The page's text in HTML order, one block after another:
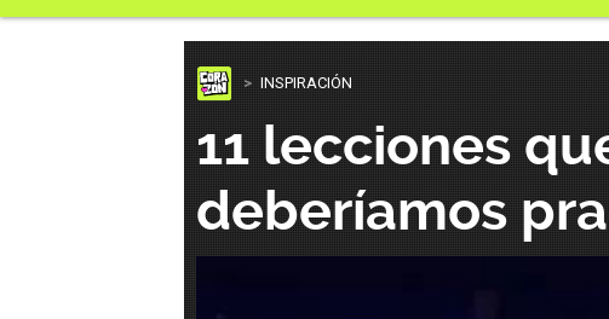
INSPIRACIÓN
11 lecciones
deberíamos